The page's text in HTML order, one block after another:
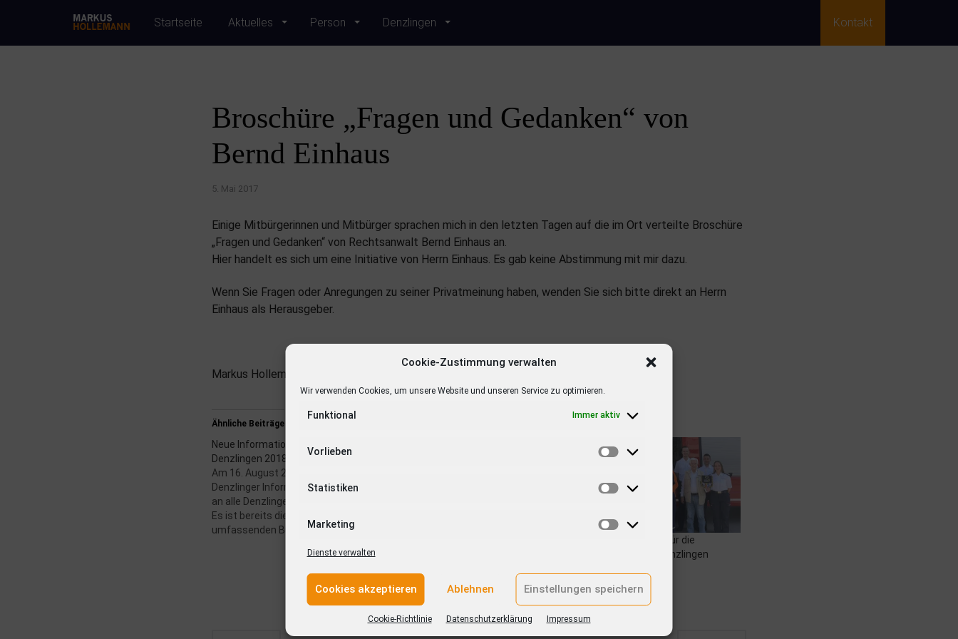
Cookie-Zustimmung verwalten
Wir verwenden Cookies, um unsere Website und unseren Service zu optimieren.
Funktional Immer aktiv
Vorlieben
Statistiken
Marketing
Dienste verwalten
Cookies akzeptieren Ablehnen Einstellungen speichern
Cookie-Richtlinie Datenschutzerklärung Impressum
Startseite Aktuelles Person Denzlingen Kontakt
Broschüre „Fragen und Gedanken“ von
Bernd Einhaus
5. Mai 2017
Einige Mitbürgerinnen und Mitbürger sprachen mich in den letzten Tagen auf die im Ort verteilte Broschüre
„Fragen und Gedanken“ von Rechtsanwalt Bernd Einhaus an.
Hier handelt es sich um eine Initiative von Herrn Einhaus. Es gab keine Abstimmung mit mir dazu.
Wenn Sie Fragen oder Anregungen zu seiner Privatmeinung haben, wenden Sie sich bitte direkt an Herrn
Einhaus als Herausgeber.
Markus Hollemann
Ähnliche Beiträge
Neue Informationsbroschüre
Denzlingen 2018 – 2020
Am 16. August 2018 wurde die neue
Denzlinger Informationsbroschüre
an alle Denzlinger Haushalte verteilt.
Es ist bereits die 7. Auflage der
umfassenden Bürgerinformation
der Gemeinde Denzlingen in
bewährter Zusammenarbeit mit
dem A+K Verlag, Freiburg,
zusammengestellt wird. Das Heft
Großzügige Spende für die
Jugendfeuerwehr Denzlingen